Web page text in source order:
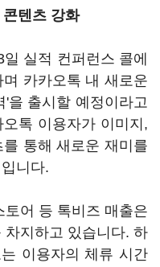
콘텐츠 강화
실적 컨퍼런스 콜에
카카오톡 내 새로운
을 출시할 예정이라고
톡 이용자가 이미지,
통해 새로운 재미를
니다.
어 등 톡비즈 매출은
차지하고 있습니다. 하
이용자의 체류 시간